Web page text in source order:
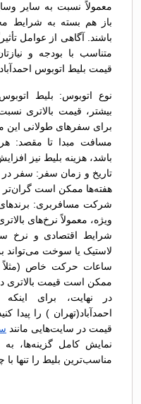
معمولاً نسبت به سایر
باز هم بسته به شرایط
باشند. آگاهی از عوامل
متناسب با بودجه و
قیمت بلیط اتوبوس
بیشتر، قیمت بالاتری
برای سفرهای طولانی این
مسافت مبدا تا مقصد:
باشد، هزینه بلیط نیز
تاریخ و زمان سفر: سفر در
هفته‌ها ممکن است گران‌تر
شرکت مسافربری:
ویژه، معمولاً نرخ‌های
شرایط اقتصادی و نرخ
لاستیک یا سوخت می‌تواند بر
ساعات حرکت خاص (مثلاً
ممکن است قیمت بالاتری
در نهایت، برای
احمدآباد(تهران ) را پیدا
قیمت در سایت‌هایی مانند
نمایش کامل گزینه‌ها،
مناسب‌ترین بلیط را تنها با